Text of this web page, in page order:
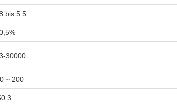
bis 5.5
30000
~ 200